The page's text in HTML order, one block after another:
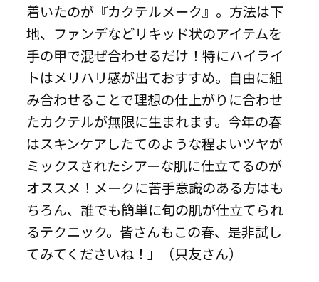
着いたのが『カクテルメーク』。方法は下
地、ファンデなどリキッド状のアイテムを
手の甲で混ぜ合わせるだけ！特にハイライ
トはメリハリ感が出ておすすめ。自由に組
み合わせることで理想の仕上がりに合わせ
たカクテルが無限に生まれます。今年の春
はスキンケアしたてのような程よいツヤが
ミックスされたシアーな肌に仕立てるのが
オススメ！メークに苦手意識のある方はも
ちろん、誰でも簡単に旬の肌が仕立てられ
るテクニック。皆さんもこの春、是非試し
てみてくださいね！」（只友さん）